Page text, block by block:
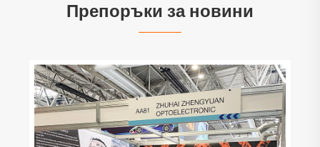
Препоръки за новини